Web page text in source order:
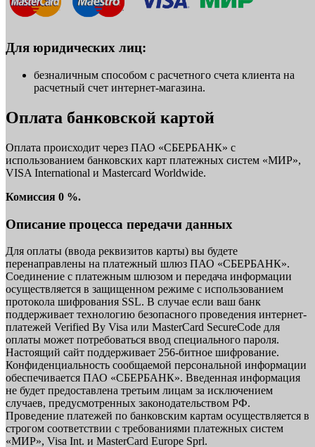
Для юридических лиц:
безналичным способом с расчетного счета клиента на
расчетный счет интернет-магазина.
Оплата банковской картой
Оплата происходит через ПАО «СБЕРБАНК» с
использованием банковских карт платежных систем «МИР»,
VISA International и Mastercard Worldwide.
Комиссия 0 %.
Описание процесса передачи данных
Для оплаты (ввода реквизитов карты) вы будете
перенаправлены на платежный шлюз ПАО «СБЕРБАНК».
Соединение с платежным шлюзом и передача информации
осуществляется в защищенном режиме с использованием
протокола шифрования SSL. В случае если ваш банк
поддерживает технологию безопасного проведения интернет-
платежей Verified By Visa или MasterCard SecureCode для
оплаты может потребоваться ввод специального пароля.
Настоящий сайт поддерживает 256-битное шифрование.
Конфиденциальность сообщаемой персональной информации
обеспечивается ПАО «СБЕРБАНК». Введенная информация
не будет предоставлена третьим лицам за исключением
случаев, предусмотренных законодательством РФ.
Проведение платежей по банковским картам осуществляется в
строгом соответствии с требованиями платежных систем
«МИР», Visa Int. и MasterCard Europe Sprl.